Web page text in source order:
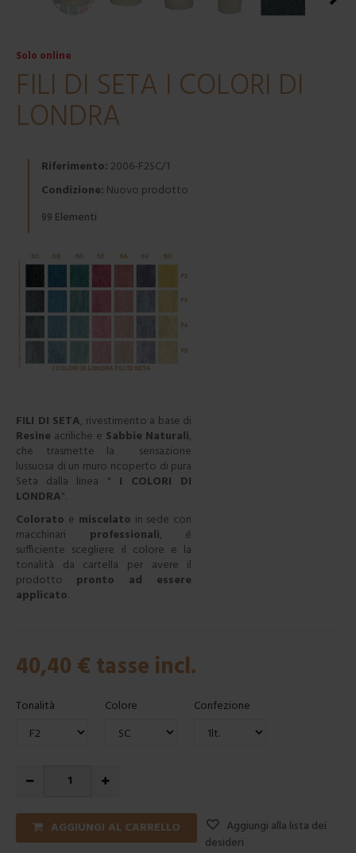
Solo online
FILI DI SETA I COLORI DI
LONDRA
Riferimento:2006-F2SC/1
Condizione: Nuovo prodotto
99 Elementi
FILI DI SETA, rivestimento a base di
Resine acriliche e Sabbie Naturali,
che trasmette la sensazione
lussuosa di un muro ricoperto di pura
Seta dalla linea " I COLORI DI
LONDRA".
Colorato e miscelato in sede con
macchinari professionali, é
sufficiente scegliere il colore e la
tonalità da cartella per avere il
prodotto pronto ad essere
applicato.
40,40 € tasse incl.
Tonalità Colore Confezione
AGGIUNGI AL CARRELLO
Aggiungi alla lista dei
desideri